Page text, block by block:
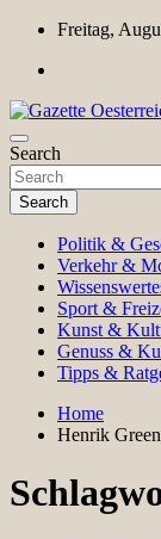
Skip
content
Freitag,
Gazette
Magazin für
Search
Search
Politik &
Verkehr &
Sport &
Kunst &
Genuss &
Tipps &
Home
Henrik Green